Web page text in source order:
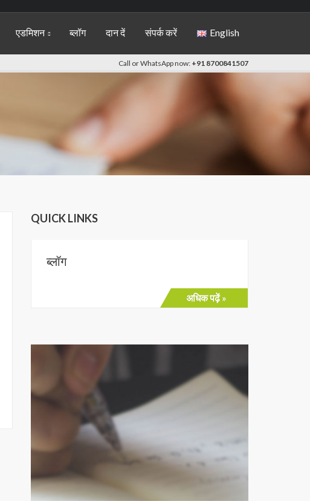
एडमिशन ब्लॉग दान दें संपर्क करें English
Call or WhatsApp now: +91 8700841507
QUICK LINKS
ब्लॉग
अधिक पढ़ें »